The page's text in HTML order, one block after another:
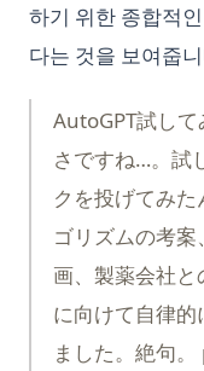
하기 위한 종합적
다는 것을 보여줍
AutoGPT試し
さですね…。試
クを投げてみ
ゴリズムの考
画、製薬会社
に向けて自律
ました。絶句。